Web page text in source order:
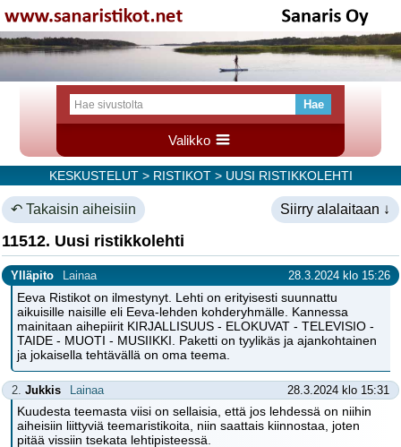
Valikko
KESKUSTELUT> RISTIKOT> UUSI RISTIKKOLEHTI
↶ Takaisin aiheisiin Siirry alalaitaan ↓
11512. Uusi ristikkolehti
Ylläpito Lainaa 28.3.2024 klo 15:26
Eeva Ristikot on ilmestynyt. Lehti on erityisesti suunnattu
aikuisille naisille eli Eeva-lehden kohderyhmälle. Kannessa
mainitaan aihepiirit KIRJALLISUUS - ELOKUVAT - TELEVISIO -
TAIDE - MUOTI - MUSIIKKI. Paketti on tyylikäs ja ajankohtainen
ja jokaisella tehtävällä on oma teema.
2. Jukkis Lainaa 28.3.2024 klo 15:31
Kuudesta teemasta viisi on sellaisia, että jos lehdessä on niihin
aiheisiin liittyviä teemaristikoita, niin saattais kiinnostaa, joten
pitää vissiin tsekata lehtipisteessä.